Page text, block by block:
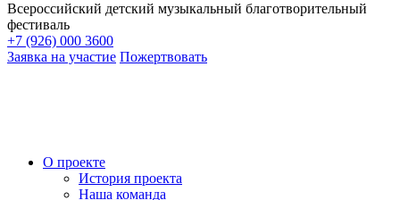
Всероссийский детский музыкальный благотворительный
фестиваль
+7 (926) 000 3600
Заявка на участие Пожертвовать
О проекте
История проекта
Наша команда